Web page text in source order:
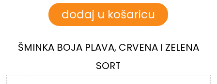
ŠMINKA BOJA PLAVA, CRVENA I ZELENA
SORT